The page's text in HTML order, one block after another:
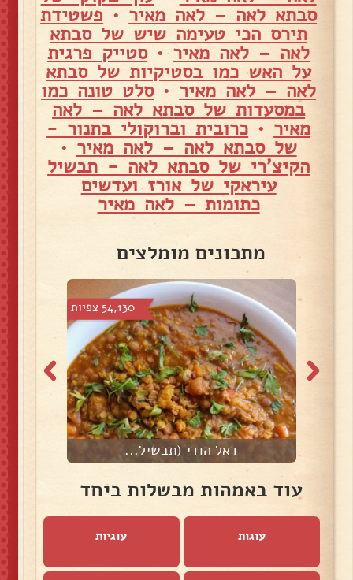
סבתא לאה – לאה מאיר • פשטידת
תירס הכי טעימה שיש של סבתא
לאה – לאה מאיר•סטייק פרגית
על האש כמו בסטיקיות של סבתא
לאה – לאה מאיר •סלט טונה כמו
במסעדות של סבתא לאה – לאה
מאיר • כרובית וברוקולי בתנור -
של סבתא לאה – לאה מאיר •
הקיצ'רי של סבתא לאה - תבשיל
עיראקי של אורז ועדשים
כתומות – לאה מאיר
מתכונים מומלצים
54,130 צפיות
דאל הודי (תבשיל...
עוד באמהות מבשלות ביחד
עוגות עוגיות